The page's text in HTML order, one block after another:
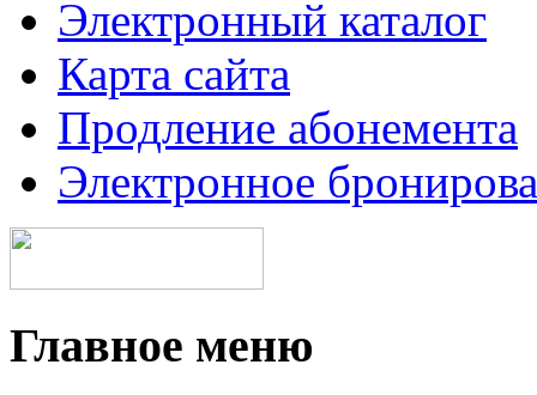
Электронный каталог
Карта сайта
Продление абонемента
Электронное
Главное меню